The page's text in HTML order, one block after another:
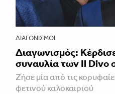
ΔΙΑΓΩΝΙΣΜΟΊ
Διαγωνισμός:
συναυλία των Il Divo
Ζήσε μία από τις
φετινού καλοκαιριού